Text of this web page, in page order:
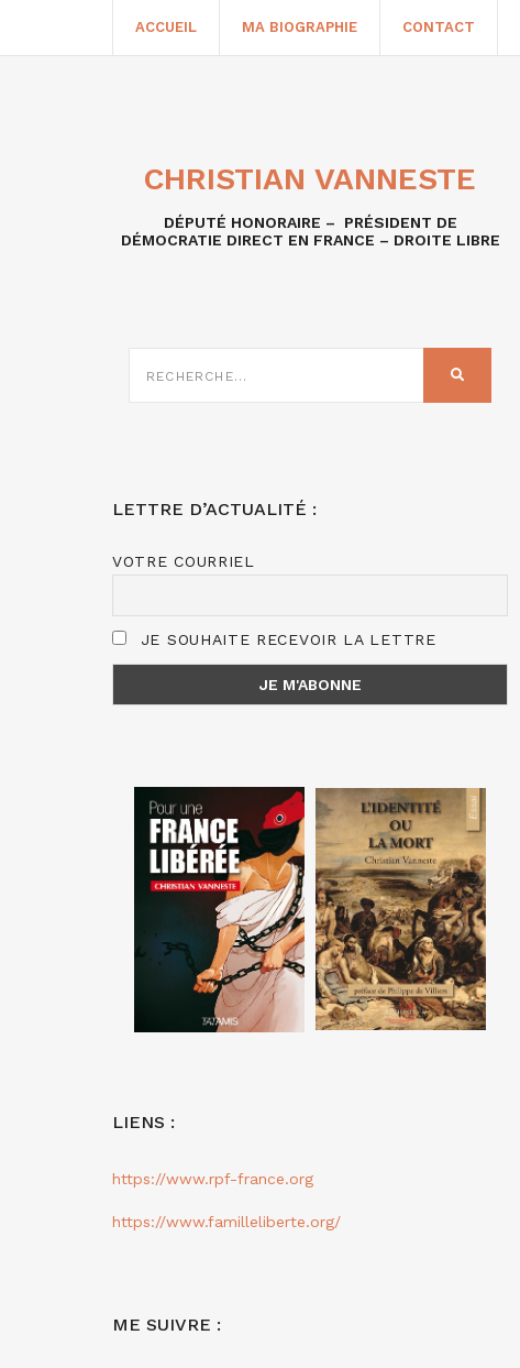
ACCUEIL MA BIOGRAPHIE CONTACT
CHRISTIAN VANNESTE
DÉPUTÉ HONORAIRE – PRÉSIDENT DE
DÉMOCRATIE DIRECT EN FRANCE – DROITE LIBRE
SUR
LETTRE D’ACTUALITÉ :
VOTRE COURRIEL
JE SOUHAITE RECEVOIR LA LETTRE
LIENS :
https://www.rpf-france.org
https://www.familleliberte.org/
ME SUIVRE :